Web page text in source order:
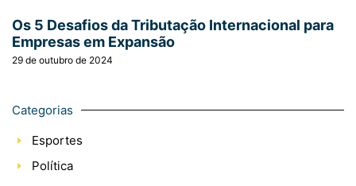
Os 5 Desafios da Tributação Internacional para
Empresas em Expansão
29 de outubro de 2024
Categorias
Esportes
Política